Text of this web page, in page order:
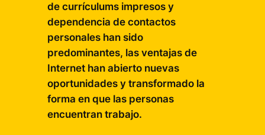
de currículums impresos y
dependencia de contactos
personales han sido
predominantes, las ventajas de
Internet han abierto nuevas
oportunidades y transformado la
forma en que las personas
encuentran trabajo.